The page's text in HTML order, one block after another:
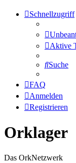
Schnellzugriff
Aktive
Suche
FAQ
Anmelden
Registrieren
Orklager
Das OrkNetzwerk